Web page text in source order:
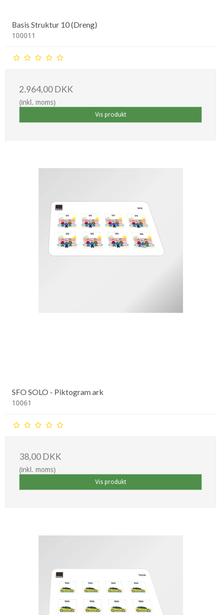
Basis Struktur 10 (Dreng)
100011
2.964,00 DKK
(inkl. moms)
Vis produkt
SFO SOLO - Piktogram ark
10061
38,00 DKK
(inkl. moms)
Vis produkt